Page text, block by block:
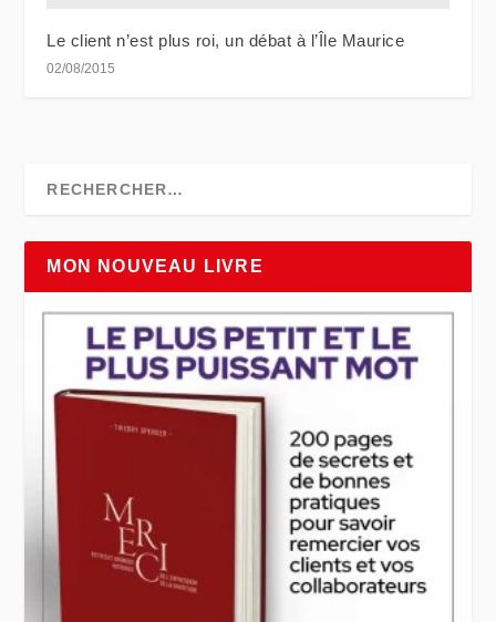
Le client n’est plus roi, un débat à l’Île Maurice
02/08/2015
MON NOUVEAU LIVRE